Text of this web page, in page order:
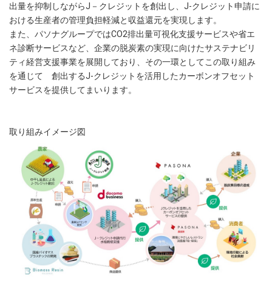
出量を抑制しながらJ－クレジットを創出し、J-クレジット申請に
おける生産者の管理負担軽減と収益還元を実現します。
また、パソナグループではCO2排出量可視化支援サービスや省エ
ネ診断サービスなど、企業の脱炭素の実現に向けたサステナビリ
ティ経営支援事業を展開しており、その一環としてこの取り組み
を通じて 創出するJ-クレジットを活用したカーボンオフセット
サービスを提供してまいります。
取り組みイメージ図